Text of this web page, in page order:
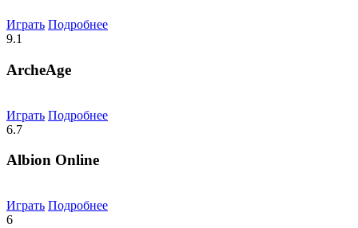
Играть Подробнее
9.1
ArcheAge
Играть Подробнее
6.7
Albion Online
Играть Подробнее
6